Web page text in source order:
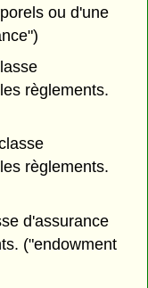
ou d'une
règlements.
règlements.
d'assurance
("endowment